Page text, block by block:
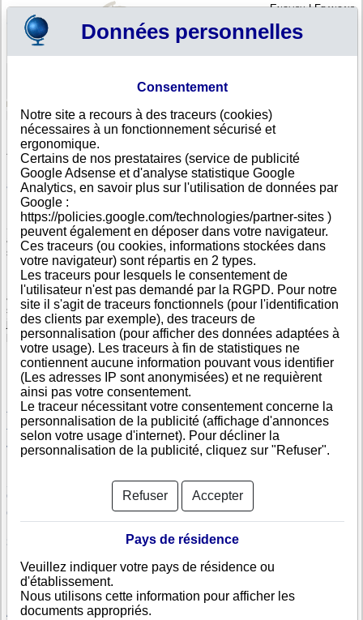
English|Français
Votre panier est vide
Chili >Toutes villes
Liste d'entreprises chiliennes dont le siège social est à
ANTOFAGASTA
Recherchez une entreprise chilienne avec sa dénomination sociale, son
adresse ou son numéro de registre chilien.
Si votre entreprise exporte et vend à une clientèle chilienne, importe
auprès d'un fournisseur chilien, il est indispensable de vous assurer de la
solidité et de la fiabilité de vos partenaires au Chili.
En Amérique, Info-clipper.com vous apporte toute l'information nécessaire
à cette évaluation notamment grâce au score de défaillance, au rating de
solvabilité, au calcul des délais de paiement constatés et au suivi
juridique des sociétés chiliennes en ce qui concerne toutes les
procédures de redressement ou de liquidation au Chili.
Horizonte Sur Spa
Horizonte Arriendos Spa
MANLIM SERVICIOS
INTEGRALES SPA
SOCIEDAD DE INVERSIONES
DUOMAQ LIMITADA
THE ROYAL SPA
Dsm Servicios Spa
Timamg S.A.
Sociedad Maximin Spa
VERTYCAL SPA
FVP MINING & INDUSTRY SPA
Sociedad Contractual Minera
Compañia Minera Newco Marimaca
Tecnopro Servicios Limitada
Cia De Servicios Legales Ltda
ASESORIA TRONCOSO Y
GUZMAN LIMITADA
3 Vértices Medio Humano Spa
Sociedad Comercial Cortez Y
Manthink Spa
Sociedad De Ingenieria Purificadora
FORWOOD SAFETY SOUTH
AMERICA SPA
BUSINESS NETWORK
Données personnelles
Consentement
Notre site a recours à des traceurs (cookies)
nécessaires à un fonctionnement sécurisé et
ergonomique.
Certains de nos prestataires (service de publicité
Google Adsense et d'analyse statistique Google
Analytics, en savoir plus sur l'utilisation de données par
Google :
https://policies.google.com/technologies/partner-sites )
peuvent également en déposer dans votre navigateur.
Ces traceurs (ou cookies, informations stockées dans
votre navigateur) sont répartis en 2 types.
Les traceurs pour lesquels le consentement de
l'utilisateur n'est pas demandé par la RGPD. Pour notre
site il s'agit de traceurs fonctionnels (pour l'identification
des clients par exemple), des traceurs de
personnalisation (pour afficher des données adaptées à
votre usage). Les traceurs à fin de statistiques ne
contiennent aucune information pouvant vous identifier
(Les adresses IP sont anonymisées) et ne requièrent
ainsi pas votre consentement.
Le traceur nécessitant votre consentement concerne la
personnalisation de la publicité (affichage d'annonces
selon votre usage d'internet). Pour décliner la
personnalisation de la publicité, cliquez sur "Refuser".
Refuser Accepter
Pays de résidence
Veuillez indiquer votre pays de résidence ou
d'établissement.
Nous utilisons cette information pour afficher les
documents appropriés.